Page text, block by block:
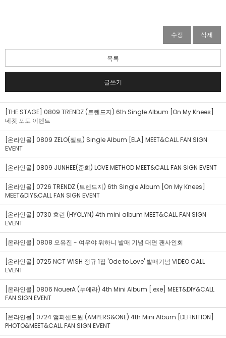
수정 삭제
목록
글쓰기
[THE STAGE] 0809 TRENDZ (트렌드지) 6th Single Album [On My Knees]
네컷 포토 이벤트
[온라인몰] 0809 ZELO(젤로) Single Album [ELA] MEET&CALL FAN SIGN
EVENT
[온라인몰] 0809 JUNHEE(준희) LOVE METHOD MEET&CALL FAN SIGN EVENT
[온라인몰] 0726 TRENDZ (트렌드지) 6th Single Album [On My Knees]
MEET&DIY&CALL FAN SIGN EVENT
[온라인몰] 0730 효린 (HYOLYN) 4th mini album MEET&CALL FAN SIGN
EVENT
[온라인몰] 0808 오유진 - 여우야 뭐하니 발매 기념 대면 팬사인회
[온라인몰] 0725 NCT WISH 정규 1집 'Ode to Love' 발매기념 VIDEO CALL
EVENT
[온라인몰] 0806 NouerA (누에라) 4th Mini Album [.exe] MEET&DIY&CALL
FAN SIGN EVENT
[온라인몰] 0724 앰퍼샌드원 (AMPERS&ONE) 4th Mini Album [DEFINITION]
PHOTO&MEET&CALL FAN SIGN EVENT